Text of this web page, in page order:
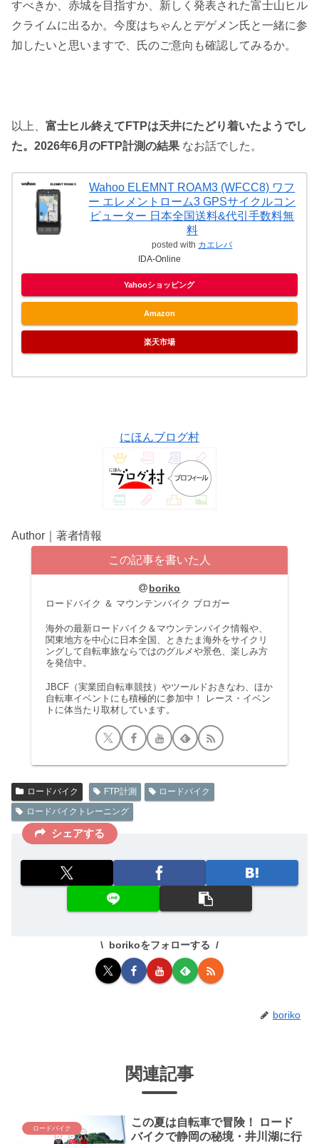
すべきか、赤城を目指すか、新しく発表された富士山ヒル
クライムに出るか。今度はちゃんとデゲメン氏と一緒に参
加したいと思いますで、氏のご意向も確認してみるか。
以上、 富士ヒル終えてFTPは天井にたどり着いたようでし
た。2026年6月のFTP計測の結果 なお話でした。
Wahoo ELEMNT ROAM3 (WFCC8) ワフ
ー エレメントローム3 GPSサイクルコン
ピューター 日本全国送料&代引手数料無
料
posted with カエレバ
IDA-Online
Yahooショッピング
Amazon
楽天市場
にほんブログ村
Author｜著者情報
この記事を書いた人
boriko
ロードバイク ＆ マウンテンバイク ブロガー
海外の最新ロードバイク＆マウンテンバイク情報や、
関東地方を中心に日本全国、ときたま海外をサイクリ
ングして自転車旅ならではのグルメや景色、楽しみ方
を発信中。
JBCF（実業団自転車競技）やツールドおきなわ、ほか
自転車イベントにも積極的に参加中！ レース・イベン
トに体当たり取材しています。
ロードバイク FTP計測
ロードバイク
ロードバイクトレーニング
シェアする
borikoをフォローする
boriko
関連記事
ロードバイク
この夏は自転車で冒険！ ロード
バイクで静岡の秘境・井川湖に行